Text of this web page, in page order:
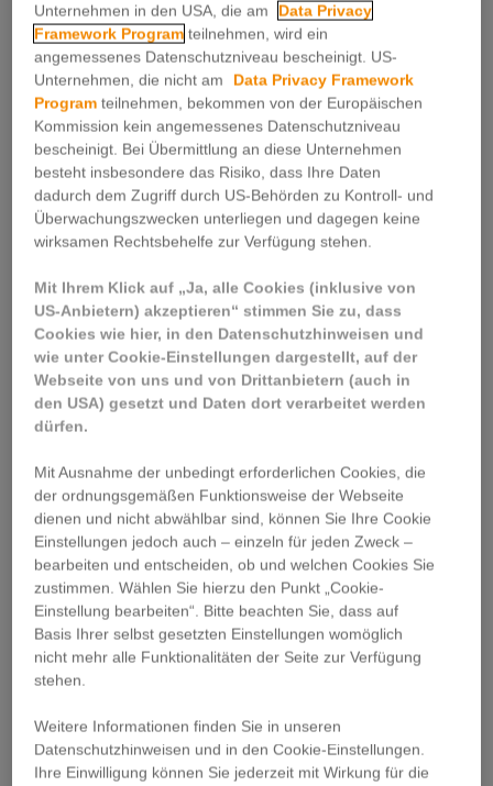
Sie benötigen Unterstützung?
Unternehmen in den USA, die am
Data Privacy
Framework Program teilnehmen, wird ein
angemessenes Datenschutzniveau bescheinigt. US-
Unternehmen, die nicht am
Data Privacy Framework
Program teilnehmen, bekommen von der Europäischen
Kommission kein angemessenes Datenschutzniveau
bescheinigt. Bei Übermittlung an diese Unternehmen
besteht insbesondere das Risiko, dass Ihre Daten
dadurch dem Zugriff durch US-Behörden zu Kontroll- und
Überwachungszwecken unterliegen und dagegen keine
wirksamen Rechtsbehelfe zur Verfügung stehen.
Mit Ihrem Klick auf „Ja, alle Cookies (inklusive von
US-Anbietern) akzeptieren“ stimmen Sie zu, dass
Cookies wie hier, in den Datenschutzhinweisen und
wie unter Cookie-Einstellungen dargestellt, auf der
Webseite von uns und von Drittanbietern (auch in
den USA) gesetzt und Daten dort verarbeitet werden
dürfen.
Mit Ausnahme der unbedingt erforderlichen Cookies, die
der ordnungsgemäßen Funktionsweise der Webseite
dienen und nicht abwählbar sind, können Sie Ihre Cookie
Einstellungen jedoch auch – einzeln für jeden Zweck –
bearbeiten und entscheiden, ob und welchen Cookies Sie
zustimmen. Wählen Sie hierzu den Punkt „Cookie-
Einstellung bearbeiten“. Bitte beachten Sie, dass auf
Basis Ihrer selbst gesetzten Einstellungen womöglich
nicht mehr alle Funktionalitäten der Seite zur Verfügung
stehen.
Weitere Informationen finden Sie in unseren
Datenschutzhinweisen und in den Cookie-Einstellungen.
Ihre Einwilligung können Sie jederzeit mit Wirkung für die